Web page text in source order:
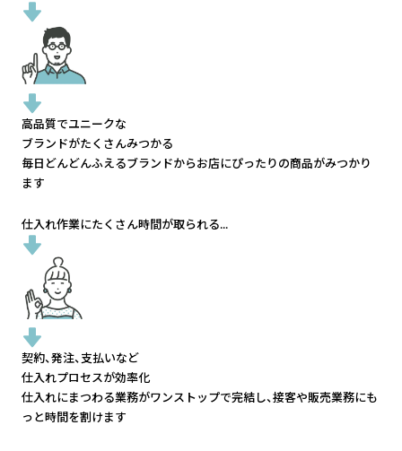
高品質でユニークな
ブランドがたくさんみつかる
毎日どんどんふえるブランドからお店にぴったりの商品がみつかり
ます
仕入れ作業にたくさん時間が取られる...
契約、発注、支払いなど
仕入れプロセスが効率化
仕入れにまつわる業務がワンストップで完結し、接客や販売業務にも
っと時間を割けます